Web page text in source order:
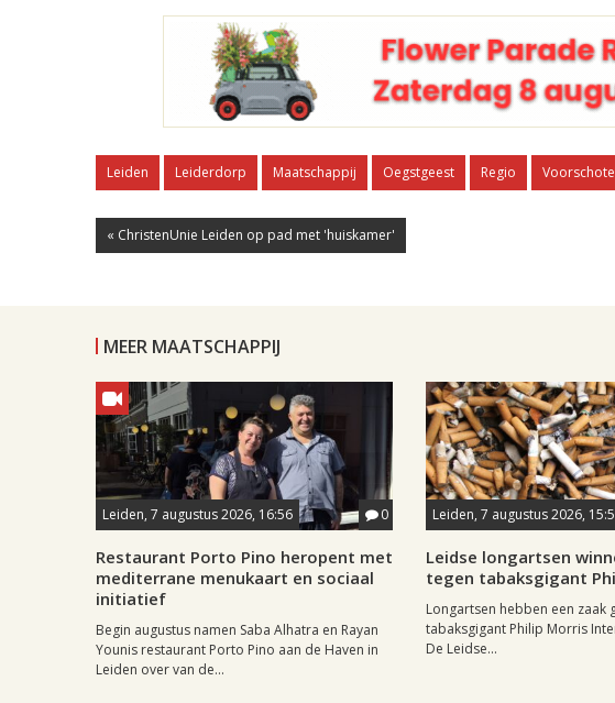
Leiden Leiderdorp Maatschappij Oegstgeest Regio
« ChristenUnie Leiden op pad met 'huiskamer'
MEER MAATSCHAPPIJ
Leiden, 7 augustus 2026, 16:56 0
Restaurant Porto Pino heropent met
mediterrane menukaart en sociaal
initiatief
Begin augustus namen Saba Alhatra en Rayan
Younis restaurant Porto Pino aan de Haven in
Leiden over van de...
Leiden, 7 augustus 2026,
Leidse longartsen
tegen tabaksgigant
Longartsen hebben een zaak
tabaksgigant Philip Morris
De Leidse...